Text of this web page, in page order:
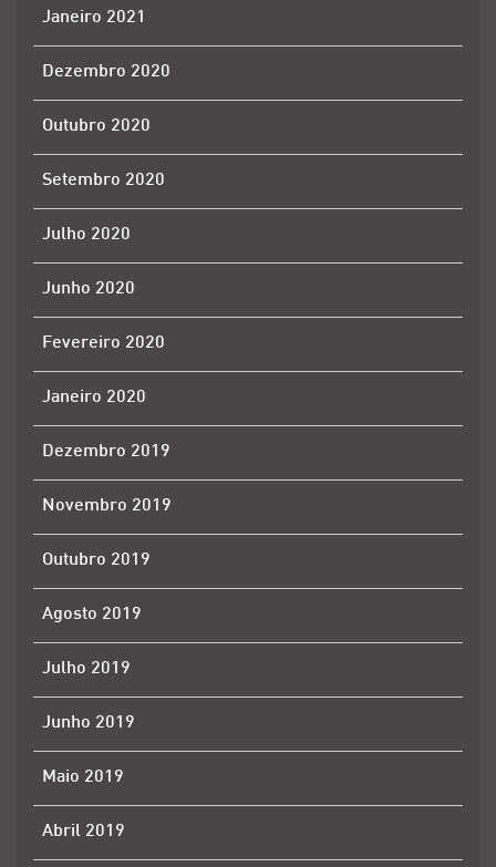
Janeiro 2021
Dezembro 2020
Outubro 2020
Setembro 2020
Julho 2020
Junho 2020
Fevereiro 2020
Janeiro 2020
Dezembro 2019
Novembro 2019
Outubro 2019
Agosto 2019
Julho 2019
Junho 2019
Maio 2019
Abril 2019